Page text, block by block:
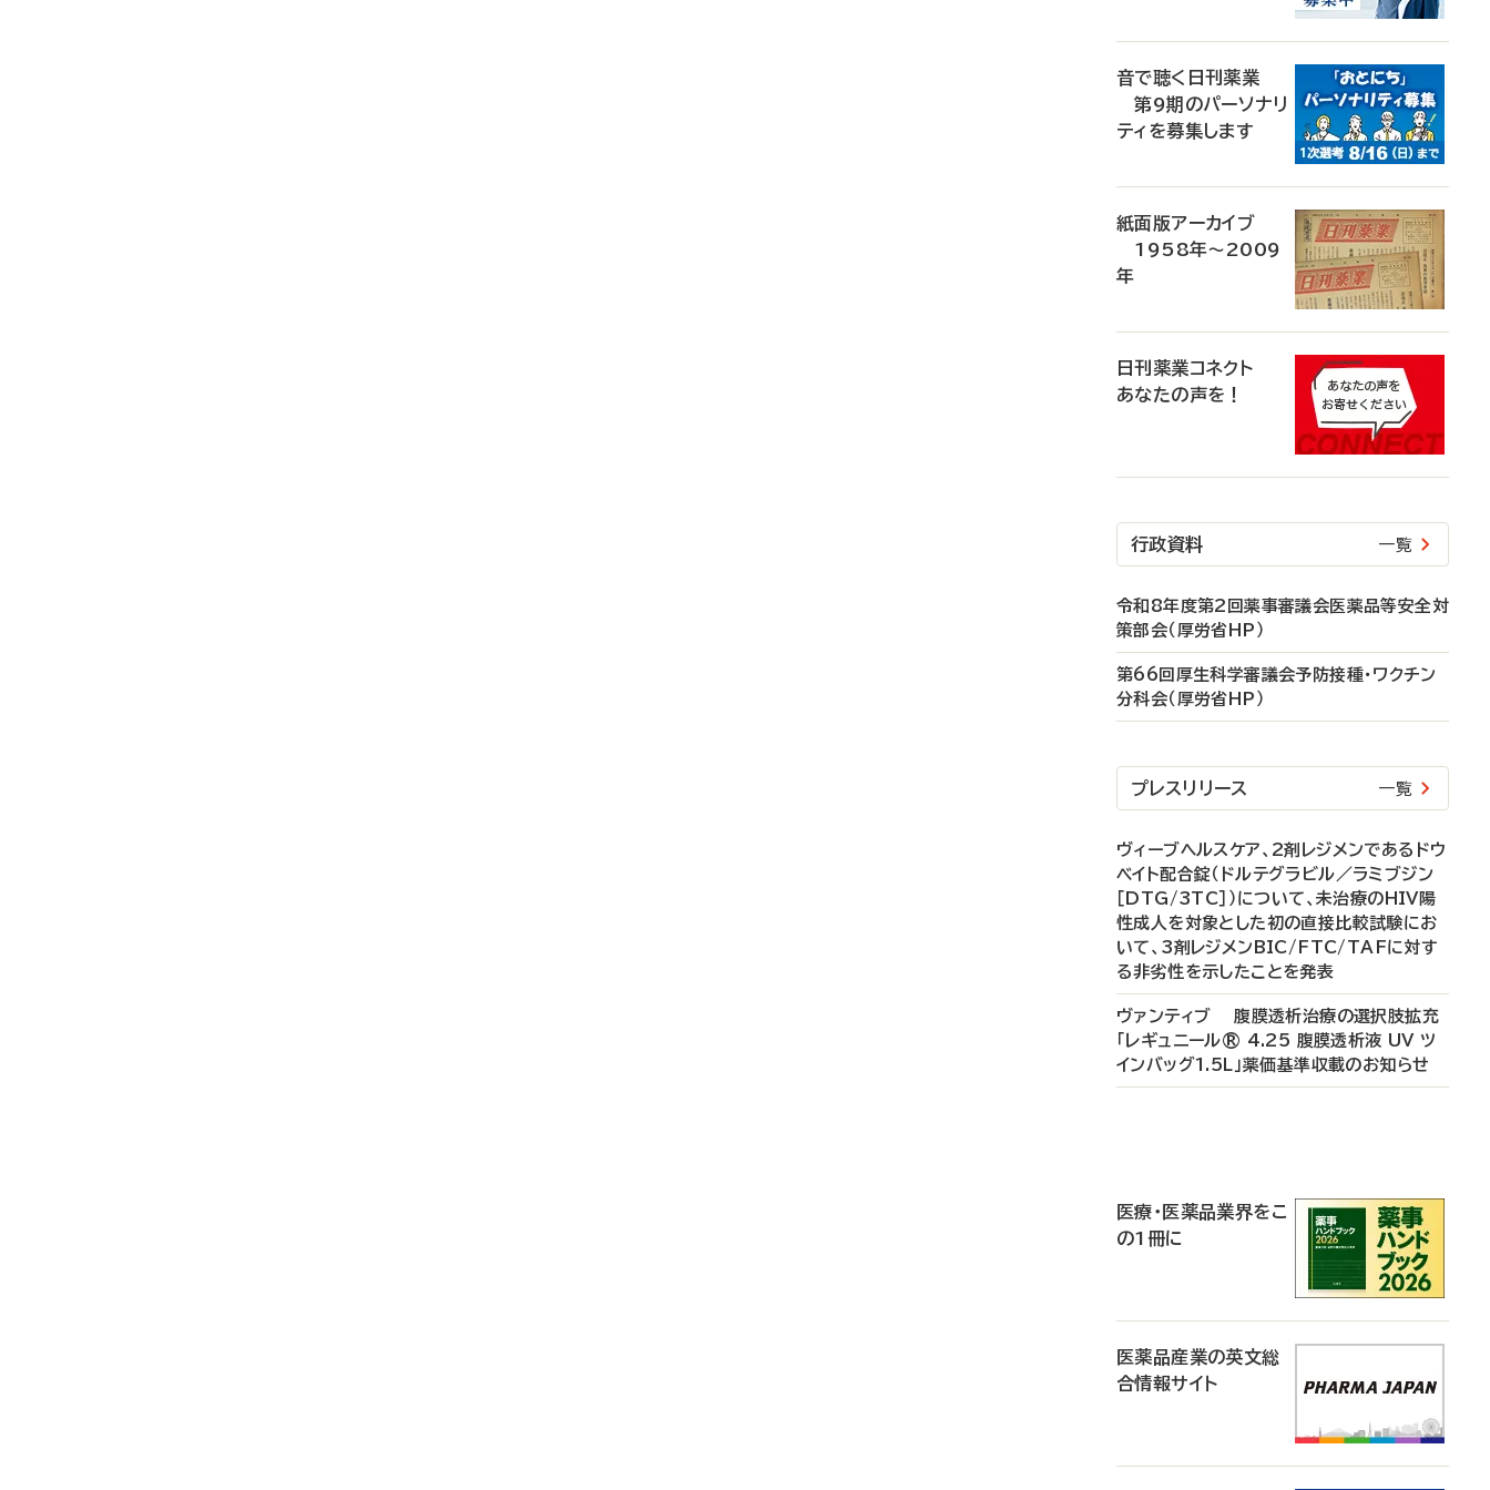
音で聴く日刊薬業
第9期のパーソナリ
ティを募集します
紙面版アーカイブ
1958年～2009
年
日刊薬業コネクト
あなたの声を！
行政資料 一覧
令和8年度第2回薬事審議会医薬品等安全対
策部会（厚労省HP）
第66回厚生科学審議会予防接種・ワクチン
分科会（厚労省HP）
プレスリリース 一覧
ヴィーブヘルスケア、2剤レジメンであるドウ
ベイト配合錠（ドルテグラビル／ラミブジン
［DTG/3TC］）について、未治療のHIV陽
性成人を対象とした初の直接比較試験にお
いて、3剤レジメンBIC/FTC/TAFに対す
る非劣性を示したことを発表
ヴァンティブ 腹膜透析治療の選択肢拡充
「レギュニール® 4.25 腹膜透析液 UV ツ
インバッグ1.5L」薬価基準収載のお知らせ
医療・医薬品業界をこ
の1冊に
医薬品産業の英文総
合情報サイト